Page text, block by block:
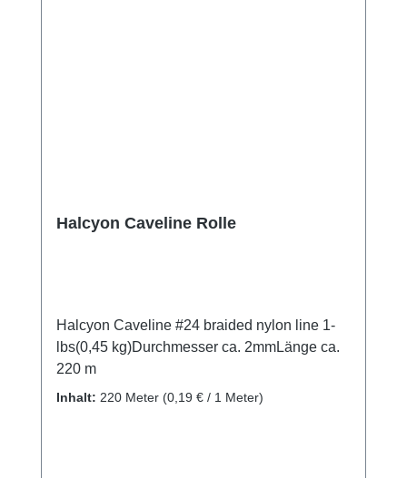
Halcyon Caveline Rolle
Halcyon Caveline #24 braided nylon line 1-
lbs(0,45 kg)Durchmesser ca. 2mmLänge ca.
220 m
Inhalt: 220 Meter (0,19 € / 1 Meter)